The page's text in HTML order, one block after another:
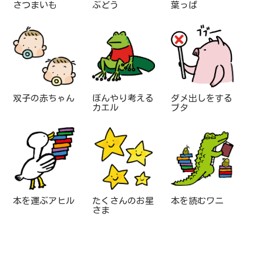
さつまいも ぶどう 葉っぱ
双子の赤ちゃん
ぼんやり考える
カエル
ダメ出しをする
ブタ
本を運ぶアヒル
たくさんのお星
さま
本を読むワニ